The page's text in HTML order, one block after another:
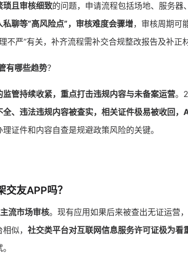
琐且审核细致的问题，申请流程包括场地、服务器
聊等“高风险点”，审核难度会骤增，审核周期可
不严”有关，补齐流程需补交合规整改报告及补正
有哪些趋势？
监管持续收紧，重点打击违规内容与未备案运营。
全、违法违规内容被查实，相关证件极易被收回，
证件和内容自查是规避政策风险的关键。
友APP吗？
流市场审核。现有应用如果后来被查出无证运营
似， 社交类平台对互联网信息服务许可证极为看